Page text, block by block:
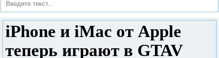
iPhone и iMac от Apple
теперь играют в GTAV